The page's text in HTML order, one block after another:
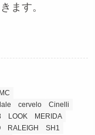
ます。
cervelo
Cinelli
LOOK
MERIDA
RALEIGH
SH1